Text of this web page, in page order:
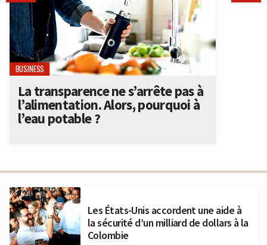
Les États-Unis accordent une aide à
la sécurité d’un milliard de dollars à la
Colombie
BUSINESS
La transparence ne s’arrête pas à
l’alimentation. Alors, pourquoi à
l’eau potable ?